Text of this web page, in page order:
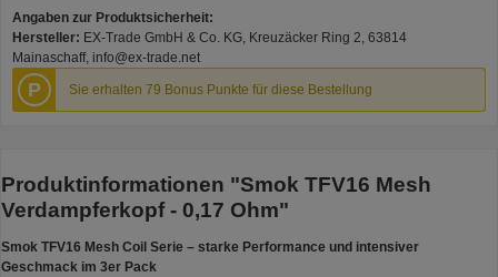
Angaben zur Produktsicherheit:
Hersteller: EX-Trade GmbH & Co. KG, Kreuzäcker Ring 2, 63814
Mainaschaff, info@ex-trade.net
P Sie erhalten 79 Bonus Punkte für diese Bestellung
Produktinformationen "Smok TFV16 Mesh
Verdampferkopf - 0,17 Ohm"
Smok TFV16 Mesh Coil Serie – starke Performance und intensiver
Geschmack im 3er Pack